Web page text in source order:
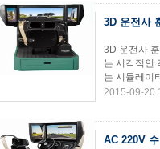
3D 운전사
3D 운전사
는 시각적인
는 시뮬레이
2015-09-20
AC 220V